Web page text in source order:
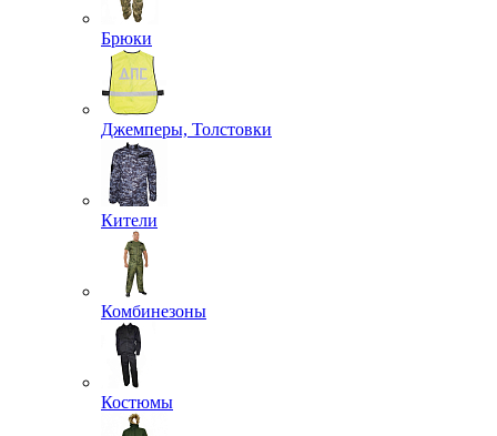
Брюки
Джемперы, Толстовки
Кители
Комбинезоны
Костюмы